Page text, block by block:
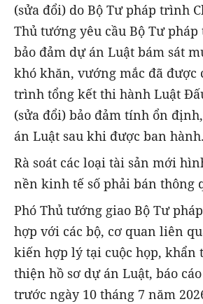
(sửa đổi) do Bộ Tư pháp trình
Thủ tướng yêu cầu Bộ Tư
bảo đảm dự án Luật bám sát
khó khăn, vướng mắc đã được
trình tổng kết thi hành Luật
(sửa đổi) bảo đảm tính ổn
án Luật sau khi được ban hành.
Rà soát các loại tài sản mới
nền kinh tế số phải bán thông
Phó Thủ tướng giao Bộ Tư
hợp với các bộ, cơ quan liên
kiến hợp lý tại cuộc họp, khẩn
thiện hồ sơ dự án Luật, báo
trước ngày 10 tháng 7 năm